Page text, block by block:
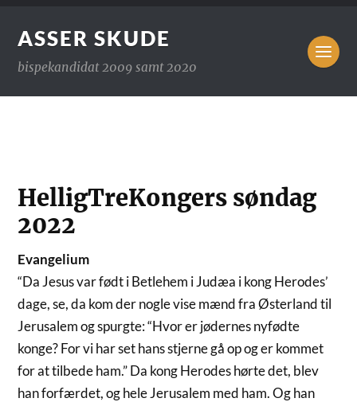
ASSER SKUDE
bispekandidat 2009 samt 2020
HelligTreKongers søndag
2022
Evangelium
“Da Jesus var født i Betlehem i Judæa i kong Herodes’
dage, se, da kom der nogle vise mænd fra Østerland til
Jerusalem og spurgte: “Hvor er jødernes nyfødte
konge? For vi har set hans stjerne gå op og er kommet
for at tilbede ham.” Da kong Herodes hørte det, blev
han forfærdet, og hele Jerusalem med ham. Og han